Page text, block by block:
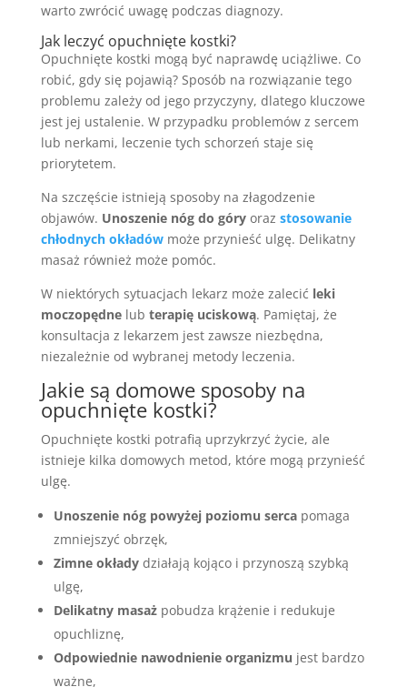
warto zwrócić uwagę podczas diagnozy.
Jak leczyć opuchnięte kostki?
Opuchnięte kostki mogą być naprawdę uciążliwe. Co
robić, gdy się pojawią? Sposób na rozwiązanie tego
problemu zależy od jego przyczyny, dlatego kluczowe
jest jej ustalenie. W przypadku problemów z sercem
lub nerkami, leczenie tych schorzeń staje się
priorytetem.
Na szczęście istnieją sposoby na złagodzenie
objawów. Unoszenie nóg do góryoraz stosowanie
chłodnych okładówmoże przynieść ulgę. Delikatny
masaż również może pomóc.
W niektórych sytuacjach lekarz może zalecić leki
moczopędnelub terapię uciskową. Pamiętaj, że
konsultacja z lekarzem jest zawsze niezbędna,
niezależnie od wybranej metody leczenia.
Jakie są domowe sposoby na
opuchnięte kostki?
Opuchnięte kostki potrafią uprzykrzyć życie, ale
istnieje kilka domowych metod, które mogą przynieść
ulgę.
Unoszenie nóg powyżej poziomu sercapomaga
zmniejszyć obrzęk,
Zimne okładydziałają kojąco i przynoszą szybką
ulgę,
Delikatny masażpobudza krążenie i redukuje
opuchliznę,
Odpowiednie nawodnienie organizmu jest bardzo
ważne,